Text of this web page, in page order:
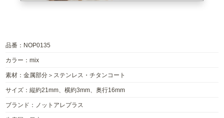
品番：NOP0135
カラー：mix
素材：金属部分＞ステンレス・チタンコート
サイズ：縦約21mm、横約3mm、奥行16mm
ブランド：ノットアレプラス